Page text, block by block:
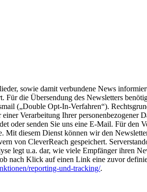
sowie damit verbundene News
Für die Übersendung des Newsletters
(„Double Opt-In-Verfahren“).
Verarbeitung Ihrer personenbezogener
oder senden Sie uns eine E-Mail. Für den
diesem Dienst können wir den
von CleverReach gespeichert.
legt u.a. dar, wie viele Empfänger ihren
nach Klick auf einen Link eine zuvor
reporting-und-tracking/.